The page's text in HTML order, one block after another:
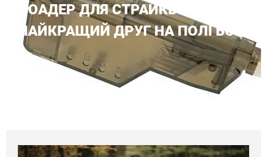
ЛОАДЕР ДЛЯ СТРАЙКБОЛУ: ТВІЙ
НАЙКРАЩИЙ ДРУГ НА ПОЛІ БОЮ